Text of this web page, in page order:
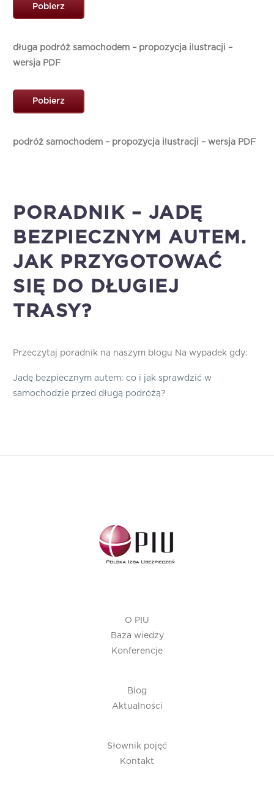
Pobierz
długa podróż samochodem – propozycja ilustracji –
wersja PDF
Pobierz
podróż samochodem – propozycja ilustracji – wersja PDF
PORADNIK – JADĘ
BEZPIECZNYM AUTEM.
JAK PRZYGOTOWAĆ
SIĘ DO DŁUGIEJ
TRASY?
Przeczytaj poradnik na naszym blogu Na wypadek gdy:
Jadę bezpiecznym autem: co i jak sprawdzić w
samochodzie przed długą podróżą?
O PIU
Baza wiedzy
Konferencje
Blog
Aktualności
Słownik pojęć
Kontakt